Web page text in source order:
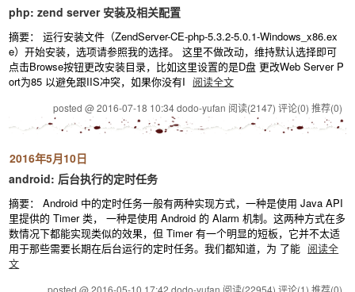
php: zend server 安装及相关配置
摘要： 运行安装文件（ZendServer-CE-php-5.3.2-5.0.1-Windows_x86.ex
e）开始安装，选项请参照我的选择。 这里不做改动，维持默认选择即可
点击Browse按钮更改安装目录，比如这里设置的是D盘 更改Web Server P
ort为85 以避免跟IIS冲突，如果你没有I 阅读全文
posted @ 2016-07-18 10:34 dodo-yufan 阅读(2147) 评论(0) 推荐(0)
2016年5月10日
android: 后台执行的定时任务
摘要： Android 中的定时任务一般有两种实现方式，一种是使用 Java API
里提供的 Timer 类， 一种是使用 Android 的 Alarm 机制。这两种方式在多
数情况下都能实现类似的效果，但 Timer 有一个明显的短板，它并不太适
用于那些需要长期在后台运行的定时任务。我们都知道，为 了能 阅读全
文
posted @ 2016-05-10 17:42 dodo-yufan 阅读(22954) 评论(1) 推荐(0)